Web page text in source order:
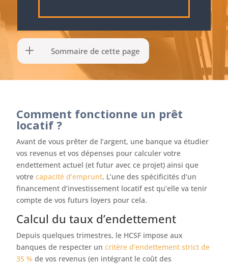
Sommaire de cette page
Comment fonctionne un prêt
locatif ?
Avant de vous prêter de l’argent, une banque va étudier
vos revenus et vos dépenses pour calculer votre
endettement actuel (et futur avec ce projet) ainsi que
votrecapacité d’emprunt. L’une des spécificités d’un
financement d’investissement locatif est qu’elle va tenir
compte de vos futurs loyers pour cela.
Calcul du taux d’endettement
Depuis quelques trimestres, le HCSF impose aux
banques de respecter uncritère d’endettement strict de
35 % de vos revenus (en intégrant le coût des